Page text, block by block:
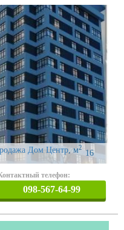
Дом Центр, 16
м2
телефон:
098-567-64-99